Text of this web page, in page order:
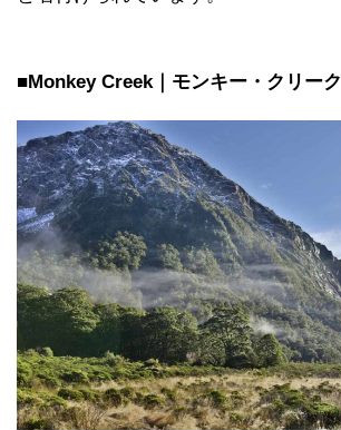
■Monkey Creek｜モンキー・クリーク